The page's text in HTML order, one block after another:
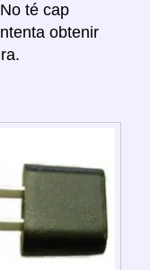
té cap
obtenir